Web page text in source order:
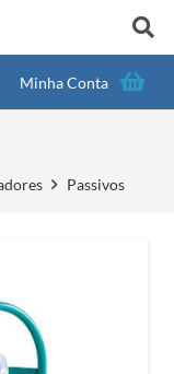
Minha Conta
Passivos